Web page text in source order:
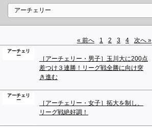
« 前へ 1 2 3 4 次へ »
アーチェリ
ー
［アーチェリー・男子］玉川大に200点
差つけ３連勝！リーグ戦全勝に向け突
き進む
アーチェリ
ー
［アーチェリー・女子］拓大を制し、
リーグ戦絶好調！